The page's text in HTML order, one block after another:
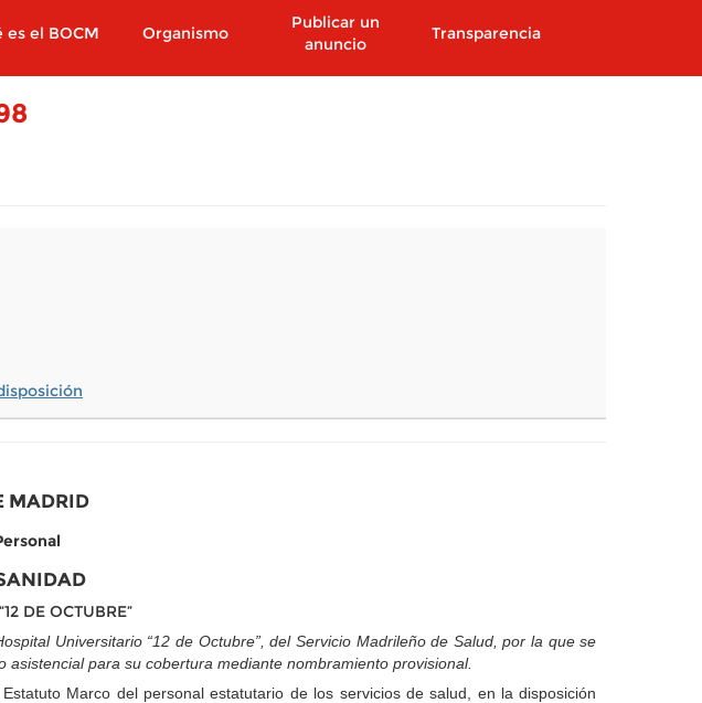
es el BOCM Organismo
Publicar un
anuncio
Transparencia
MADRID
DE OCTUBRE”
Universitario “12 de Octubre”, del Servicio Madrileño de Salud, por la que se
para su cobertura mediante nombramiento provisional.
Marco del personal estatutario de los servicios de salud, en la disposición